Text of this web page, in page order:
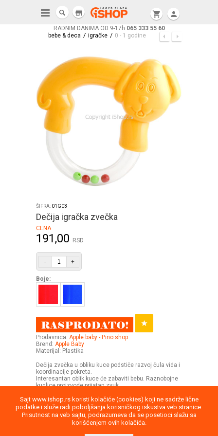
Sajt www.ishop.rs koristi kolačiće (cookies) koji ne sadrže lične
podatke i služe radi poboljšanja korisničkog iskustva veb stranice.
Prisutnost na veb sajtu, podrazumeva da se posetioci slažu sa
korišćenjem ovih kolačića.
RADNIM DANIMA OD 9-17h 065 333 55 60
shopping_cart person
store
bebe & deca / igračke / 0 - 1 godine
ŠIFRA: 01G03
Dečija igračka zvečka
CENA
191,00 RSD
- +
Boje:
Prodavnica: Apple baby - Pino shop
Brend: Apple Baby
Materijal: Plastika
Dečija zvečka u obliku kuce podstiče razvoj čula vida i
koordinacije pokreta.
Interesantan oblik kuce će zabaviti bebu. Raznobojne
kuglice proizvode prijatan zvuk.